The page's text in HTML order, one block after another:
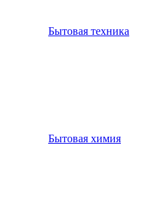
Бытовая техника
Бытовая химия